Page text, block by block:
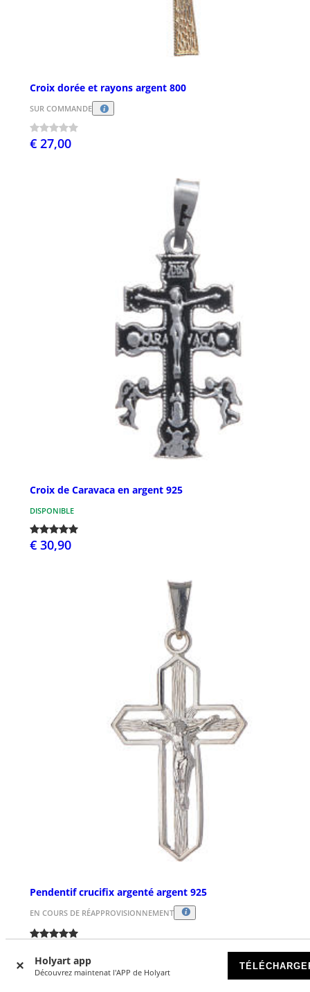
Holyart app
Découvrez maintenat l'APP de Holyart
Croix dorée et rayons argent 800
SUR COMMANDE
€ 27,00
Croix de Caravaca en argent 925
DISPONIBLE
€ 30,90
Pendentif crucifix argenté argent 925
EN COURS DE RÉAPPROVISIONNEMENT